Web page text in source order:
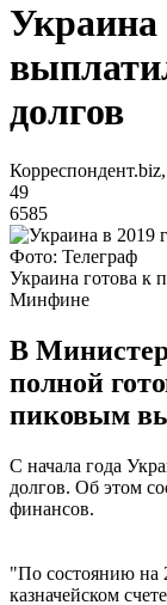
Украина
долгов
49
6585
Фото: Телеграф
Украина готова к
Минфине
В
полной
пиковым
С начала года
долгов. Об этом
финансов.
"По состоянию на
казначейском